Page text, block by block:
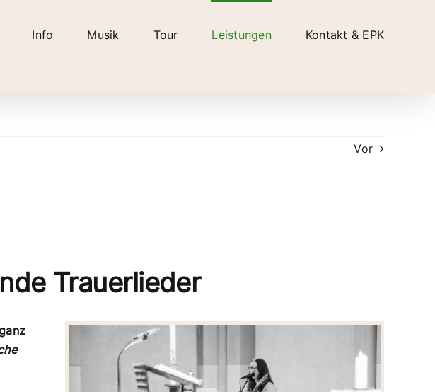
Info Musik Tour Leistungen Kontakt & EPK
Vor
Trauerlieder